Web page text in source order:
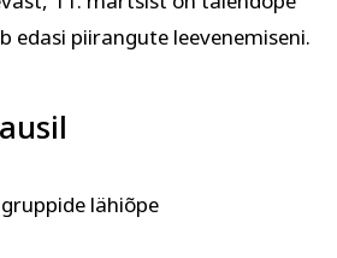
edasi piirangute leevenemiseni.
lähiõpe